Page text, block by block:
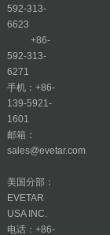
592-313-
6623
+86-
592-313-
6271
手机：+86-
139-5921-
1601
邮箱：
sales@evetar.com
美国分部：
EVETAR
USA INC.
电话：+86-